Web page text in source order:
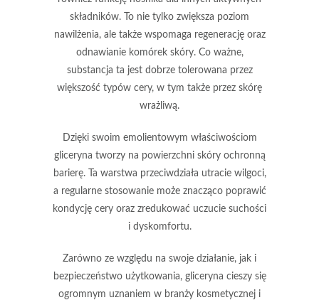
składników. To nie tylko zwiększa poziom
nawilżenia, ale także wspomaga regenerację oraz
odnawianie komórek skóry. Co ważne,
substancja ta jest dobrze tolerowana przez
większość typów cery, w tym także przez skórę
wrażliwą.
Dzięki swoim emolientowym właściwościom
gliceryna tworzy na powierzchni skóry ochronną
barierę. Ta warstwa przeciwdziała utracie wilgoci,
a regularne stosowanie może znacząco poprawić
kondycję cery oraz zredukować uczucie suchości
i dyskomfortu.
Zarówno ze względu na swoje działanie, jak i
bezpieczeństwo użytkowania, gliceryna cieszy się
ogromnym uznaniem w branży kosmetycznej i